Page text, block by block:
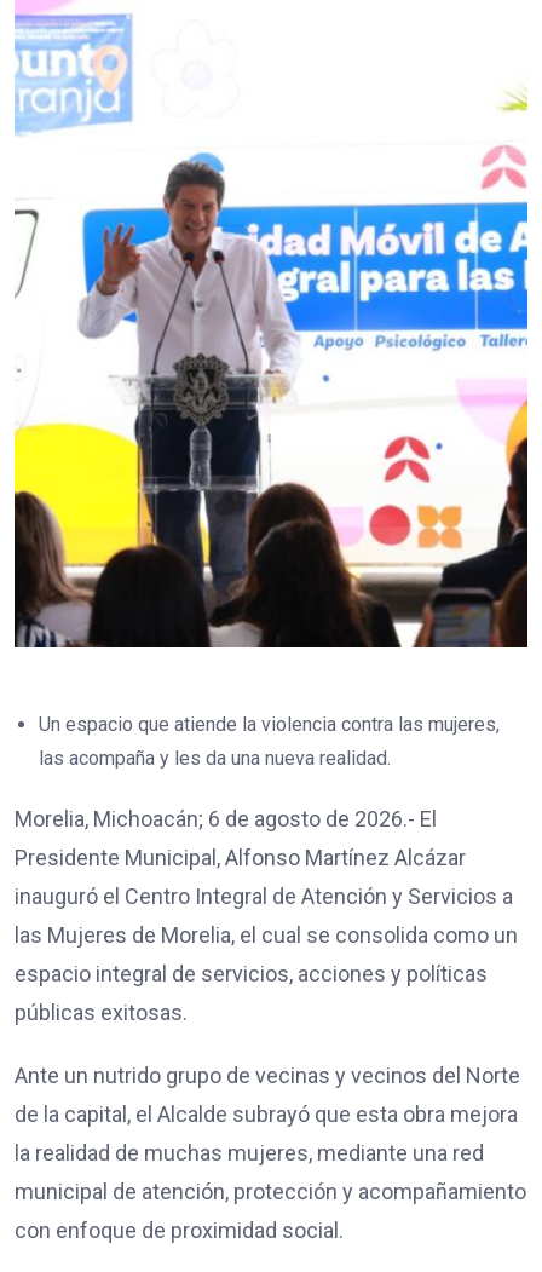
Un espacio que atiende la violencia contra las mujeres,
las acompaña y les da una nueva realidad.
Morelia, Michoacán; 6 de agosto de 2026.- El
Presidente Municipal, Alfonso Martínez Alcázar
inauguró el Centro Integral de Atención y Servicios a
las Mujeres de Morelia, el cual se consolida como un
espacio integral de servicios, acciones y políticas
públicas exitosas.
Ante un nutrido grupo de vecinas y vecinos del Norte
de la capital, el Alcalde subrayó que esta obra mejora
la realidad de muchas mujeres, mediante una red
municipal de atención, protección y acompañamiento
con enfoque de proximidad social.